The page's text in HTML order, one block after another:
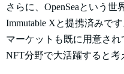
さらに、OpenSeaという
Immutable Xと提携済みで
マーケットも既に用意され
NFT分野で大活躍すると考